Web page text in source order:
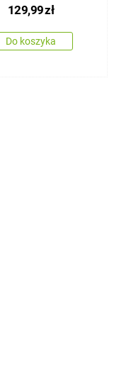
129,99zł
Do koszyka